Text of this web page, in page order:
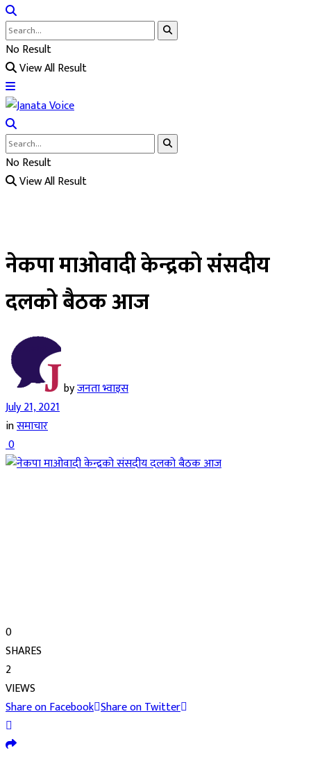
No Result
View All Result
No Result
View All Result
नेकपा माओवादी केन्द्रको संसदीय
दलको बैठक आज
byजनता भ्वाइस
July 21, 2021
inसमाचार
0
0
SHARES
2
VIEWS
Share on Facebook Share on Twitter